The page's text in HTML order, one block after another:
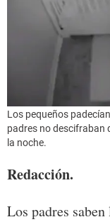
Los pequeños
padres no descifraban
la noche.
Redacción.
Los padres